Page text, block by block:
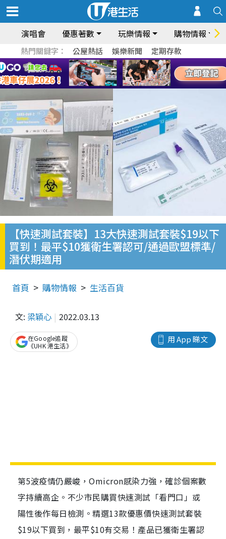
演唱會 優惠著數 玩樂情報 購物情報
熱門關鍵字： 公屋熱話 娛樂新聞 定期存款
【快速測試套裝】13大快速測試套裝$19以下
買到！最平$10獲衛生署認可/通過歐盟標準/
潛伏期適用
首頁 購物情報 生活百貨
文: 梁穎心 2022.03.13
用 App 睇文
在Google追蹤
《UHK 港生活》
第5波疫情仍嚴峻，Omicron感染力強，確診個案數
字持續高企。不少市民購買快速測試「看門口」或
陽性後作每日檢測。精選13款優惠價快速測試套裝
$19以下買到，最平$10有交易！產品已獲衛生署認